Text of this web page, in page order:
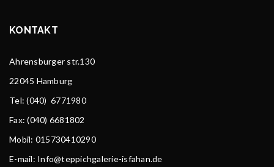
KONTAKT
Ahrensburger str.130
22045 Hamburg
Tel: (040) 6771980
Fax: (040) 6681802
Mobil: 015730410290
E-mail: Info@teppichgalerie-isfahan.de